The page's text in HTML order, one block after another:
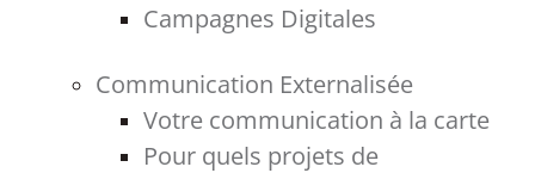
Campagnes Digitales
Communication Externalisée
Votre communication à la carte
Pour quels projets de